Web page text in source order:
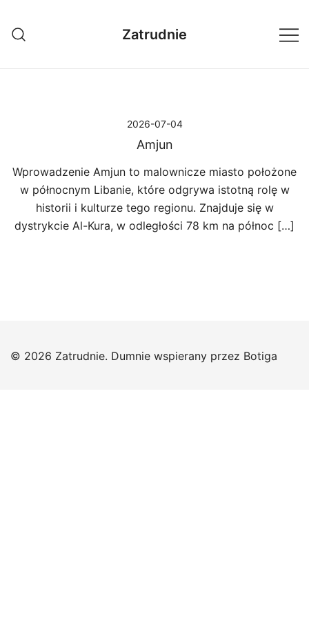
treści
Zatrudnie
2026-07-04
Amjun
Wprowadzenie Amjun to malownicze miasto położone
w północnym Libanie, które odgrywa istotną rolę w
historii i kulturze tego regionu. Znajduje się w
dystrykcie Al-Kura, w odległości 78 km na północ […]
© 2026 Zatrudnie. Dumnie wspierany przez Botiga